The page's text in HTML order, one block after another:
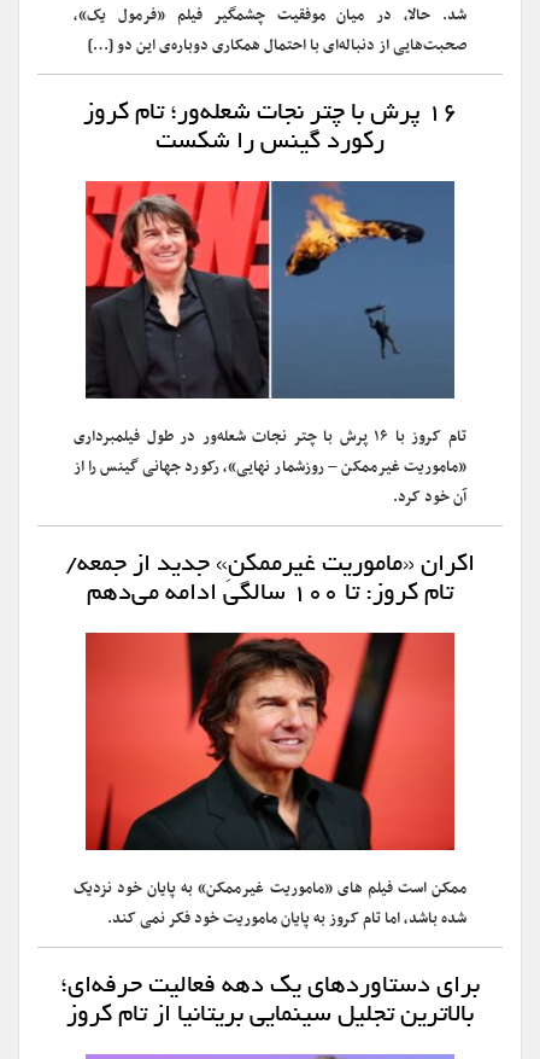
شد. حالا، در میان موفقیت چشمگیر فیلم «فرمول یک»،
صحبت‌هایی از دنباله‌ای با احتمال همکاری دوباره‌ی این دو […]
۱۶ پرش با چتر نجات شعله‌ور؛ تام کروز
رکورد گینس را شکست
تام کروز با ۱۶ پرش با چتر نجات شعله‌ور در طول فیلمبرداری
«ماموریت غیرممکن – روزشمار نهایی»، رکورد جهانی گینس را از
آن خود کرد.
اکران «ماموریت غیرممکنِ» جدید از جمعه/
تام کروز: تا ۱۰۰ سالگی ادامه می‌دهم
ممکن است فیلم های «ماموریت غیرممکن» به پایان خود نزدیک
شده باشد، اما تام کروز به پایان ماموریت خود فکر نمی کند.
برای دستاوردهای یک دهه فعالیت حرفه‌ای؛
بالاترین تجلیل سینمایی بریتانیا از تام کروز